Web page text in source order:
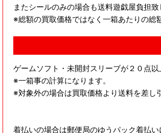
またシールのみの場合も送料遊戯屋負担致
※総額の買取価格ではなく一箱あたりの総
ゲームソフト・未開封スリーブが２０点
※一箱事の計算になります。
※対象外の場合は買取価格より送料を差し
着払いの場合は郵便局のゆうパック着払い